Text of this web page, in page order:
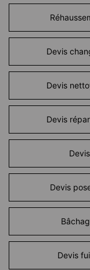
Devis
Devis
Devis
Devis
Devis